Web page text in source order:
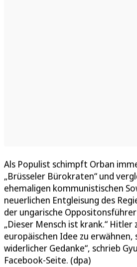
Als Populist schimpft Orban
„Brüsseler Bürokraten“ und
ehemaligen kommunistischen
neuerlichen Entgleisung des
der ungarische Oppositonsführer
„Dieser Mensch ist krank.“
europäischen Idee zu erwähnen,
widerlicher Gedanke“, schrieb
Facebook-Seite. (dpa)